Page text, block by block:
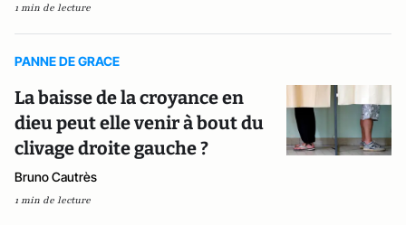
1 min de lecture
PANNE DE GRACE
La baisse de la croyance en
dieu peut elle venir à bout du
clivage droite gauche ?
Bruno Cautrès
1 min de lecture